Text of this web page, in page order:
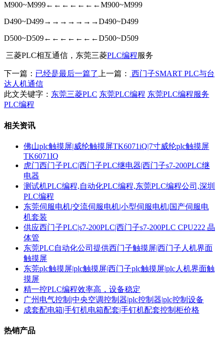
M900~M999← ← ← ← ← ← ←M900~M999
D490~D499→→→→→ → →D490~D499
D500~D509← ← ← ← ← ← ←D500~D509
三菱PLC相互通信，东莞三菱PLC编程服务
下一篇： 已经是最后一篇了上一篇：
西门子SMART PLC与台
达人机通信
此文关键字： 东莞三菱PLC 东莞PLC编程 东莞PLC编程服务
PLC编程
相关资讯
佛山plc触摸屏|威纶触摸屏TK6071iQ|7寸威纶plc触摸屏
TK6071IQ
虎门西门子PLC|西门子PLC继电器|西门子s7-200PLC继
电器
测试机PLC编程,自动化PLC编程,东莞PLC编程公司,深圳
PLC编程
东莞伺服电机|交流伺服电机|小型伺服电机|国产伺服电
机套装
供应西门子PLC|s7-200PLC|西门子s7-200PLC CPU222 晶
体管
东莞PLC自动化公司提供西门子触摸屏|西门子人机界面
触摸屏
东莞plc触摸屏|plc触摸屏|西门子plc触摸屏|plc人机界面触
摸屏
精一控PLC编程效率高，设备稳定
广州电气控制|中央空调控制器|plc控制器|plc控制设备
成套配电箱|手钉机电箱配套|手钉机配套控制柜价格
热销产品